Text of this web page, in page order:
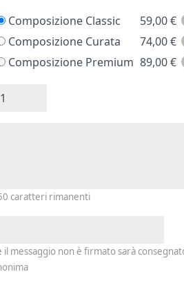
Composizione Classic 59,00€
Composizione Curata
74,00€
Composizione Premium 89,00€
caratteri rimanenti
il messaggio non è firmato sarà